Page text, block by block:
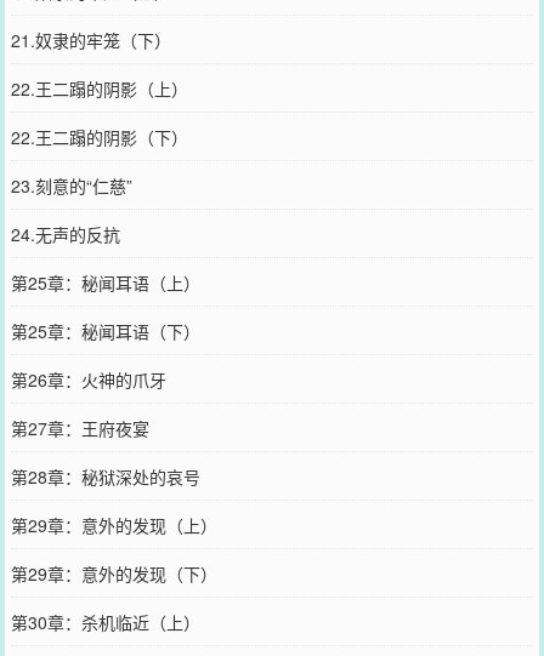
21.奴隶的牢笼（下）
22.王二蹋的阴影（上）
22.王二蹋的阴影（下）
23.刻意的“仁慈”
24.无声的反抗
第25章：秘闻耳语（上）
第25章：秘闻耳语（下）
第26章：火神的爪牙
第27章：王府夜宴
第28章：秘狱深处的哀号
第29章：意外的发现（上）
第29章：意外的发现（下）
第30章：杀机临近（上）